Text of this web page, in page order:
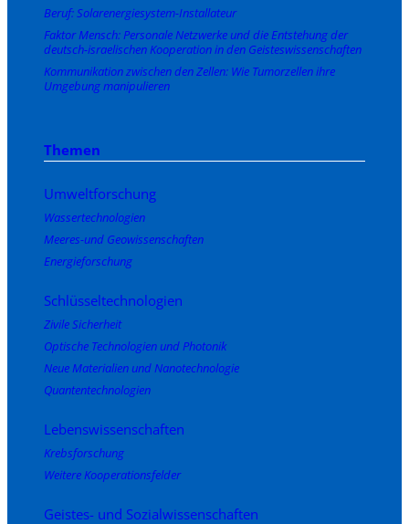
Beruf: Solarenergiesystem-Installateur
Faktor Mensch: Personale Netzwerke und die Entstehung der
deutsch-israelischen Kooperation in den Geisteswissenschaften
Kommunikation zwischen den Zellen: Wie Tumorzellen ihre
Umgebung manipulieren
Themen
Umweltforschung
Wassertechnologien
Meeres-und Geowissenschaften
Energieforschung
Schlüsseltechnologien
Zivile Sicherheit
Optische Technologien und Photonik
Neue Materialien und Nanotechnologie
Quantentechnologien
Lebenswissenschaften
Krebsforschung
Weitere Kooperationsfelder
Geistes- und Sozialwissenschaften